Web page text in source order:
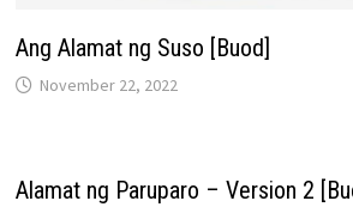
Ang Alamat ng Suso [Buod]
November 22, 2022
Alamat ng Paruparo – Version 2